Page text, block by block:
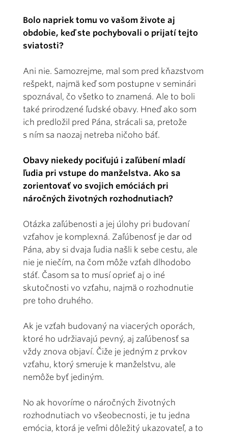
Bolo napriek tomu vo vašom živote aj
obdobie, keď ste pochybovali o prijatí tejto
sviatosti?
Ani nie. Samozrejme, mal som pred kňazstvom
rešpekt, najmä keď som postupne v seminári
spoznával, čo všetko to znamená. Ale to boli
také prirodzené ľudské obavy. Hneď ako som
ich predložil pred Pána, strácali sa, pretože
s ním sa naozaj netreba ničoho báť.
Obavy niekedy pociťujú i zaľúbení mladí
ľudia pri vstupe do manželstva. Ako sa
zorientovať vo svojich emóciách pri
náročných životných rozhodnutiach?
Otázka zaľúbenosti a jej úlohy pri budovaní
vzťahov je komplexná. Zaľúbenosť je dar od
Pána, aby si dvaja ľudia našli k sebe cestu, ale
nie je niečím, na čom môže vzťah dlhodobo
stáť. Časom sa to musí oprieť aj o iné
skutočnosti vo vzťahu, najmä o rozhodnutie
pre toho druhého.
Ak je vzťah budovaný na viacerých oporách,
ktoré ho udržiavajú pevný, aj zaľúbenosť sa
vždy znova objaví. Čiže je jedným z prvkov
vzťahu, ktorý smeruje k manželstvu, ale
nemôže byť jediným.
No ak hovoríme o náročných životných
rozhodnutiach vo všeobecnosti, je tu jedna
emócia, ktorá je veľmi dôležitý ukazovateľ, a to